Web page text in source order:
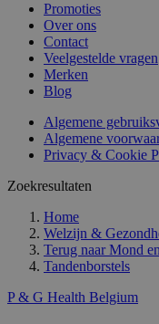
Promoties
Over ons
Contact
Veelgestelde vragen
Merken
Blog
Algemene
Algemene
Privacy & Cookie
Zoekresultaten
Home
Welzijn &
Terug naar Mond
Tandenborstels
P & G Health Belgium